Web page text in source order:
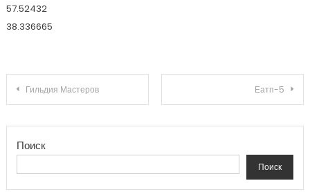
57.52432
38.336665
Навигация по записям
Гильдия Мастеров Еатп-5
Поиск
Поиск